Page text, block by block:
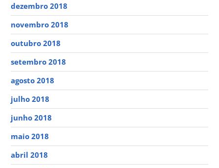
dezembro 2018
novembro 2018
outubro 2018
setembro 2018
agosto 2018
julho 2018
junho 2018
maio 2018
abril 2018